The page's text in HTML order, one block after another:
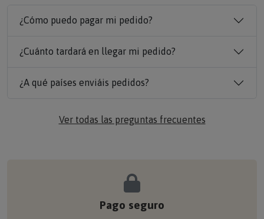
¿Cómo puedo pagar mi pedido?
¿Cuánto tardará en llegar mi pedido?
¿A qué países enviáis pedidos?
Ver todas las preguntas frecuentes
Pago seguro